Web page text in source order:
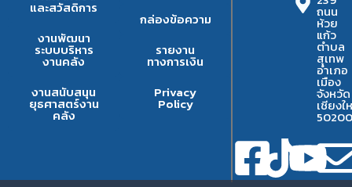
และสวัสดิการ
งานพัฒนา
ระบบบริหาร
งานคลัง
งานสนับสนุน
ยุธศาสตร์งาน
คลัง
กล่องข้อความ
รายงาน
ทางการเงิน
Privacy
Policy
ถนน
ห้วย
แก้ว
ตำบล
สุเทพ
อำเภอ
เมือง
จังหวัด
เชียงใ
50200